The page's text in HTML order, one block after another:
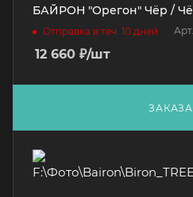
БАЙРОН "Орегон" Чёр /
Отправка в теч. 10 дней
12 660 ₽/шт